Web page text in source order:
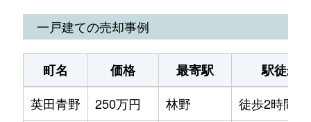
川戸
150万円 宮本武蔵
徒歩1時間45分
北山
25万円 林野
徒歩45分
国貞
80万円 美作土居
徒歩1時間45分
巨勢
3万円 林野
徒歩1時間15分
一戸建ての売却事例
町名 価格 最寄駅
駅徒歩
英田青野
250万円 林野
徒歩2時間